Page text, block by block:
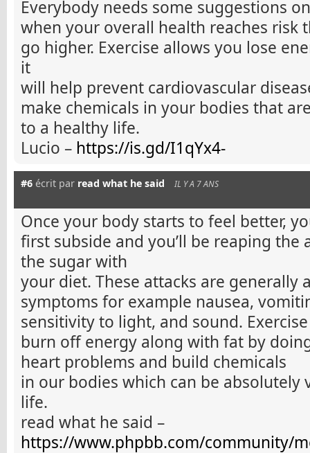
Everybody needs some suggestions
when your overall health reaches risk
go higher. Exercise allows you lose
it
will help prevent cardiovascular
make chemicals in your bodies that
to a healthy life.
Lucio – https://is.gd/I1qYx4-
#6 écrit par read what he said IL Y A 7 ANS
Once your body starts to feel better,
first subside and you’ll be reaping the
the sugar with
your diet. These attacks are generally
symptoms for example nausea,
sensitivity to light, and sound.
burn off energy along with fat by
heart problems and build chemicals
in our bodies which can be absolutely
life.
read what he said –
https://www.phpbb.com/community/